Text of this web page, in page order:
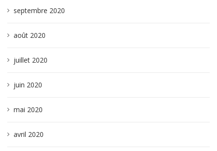
septembre 2020
août 2020
juillet 2020
juin 2020
mai 2020
avril 2020